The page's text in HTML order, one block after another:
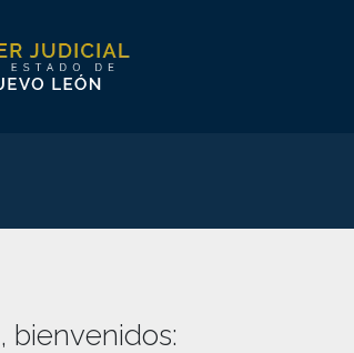
, bienvenidos: